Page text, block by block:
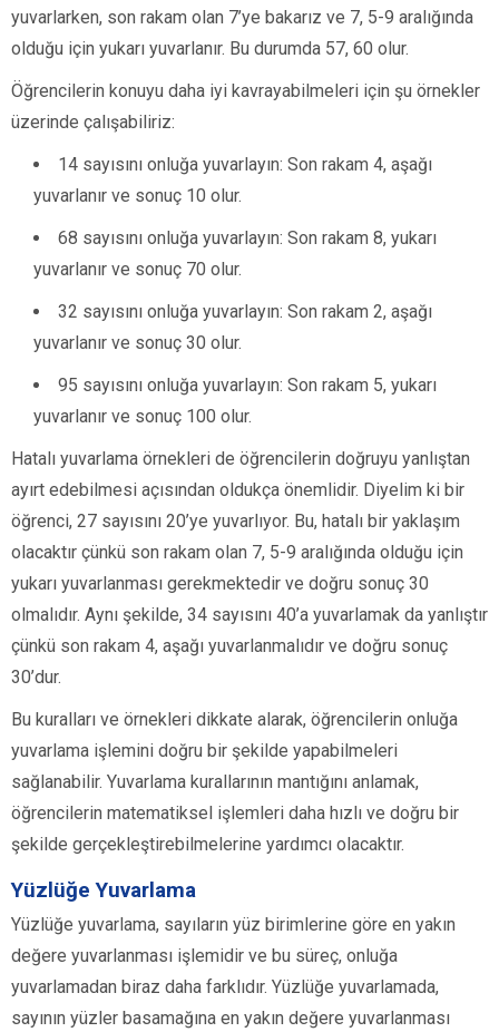
yuvarlarken, son rakam olan 7’ye bakarız ve 7, 5-9 aralığında
olduğu için yukarı yuvarlanır. Bu durumda 57, 60 olur.
Öğrencilerin konuyu daha iyi kavrayabilmeleri için şu örnekler
üzerinde çalışabiliriz:
14 sayısını onluğa yuvarlayın: Son rakam 4, aşağı
yuvarlanır ve sonuç 10 olur.
68 sayısını onluğa yuvarlayın: Son rakam 8, yukarı
yuvarlanır ve sonuç 70 olur.
32 sayısını onluğa yuvarlayın: Son rakam 2, aşağı
yuvarlanır ve sonuç 30 olur.
95 sayısını onluğa yuvarlayın: Son rakam 5, yukarı
yuvarlanır ve sonuç 100 olur.
Hatalı yuvarlama örnekleri de öğrencilerin doğruyu yanlıştan
ayırt edebilmesi açısından oldukça önemlidir. Diyelim ki bir
öğrenci, 27 sayısını 20’ye yuvarlıyor. Bu, hatalı bir yaklaşım
olacaktır çünkü son rakam olan 7, 5-9 aralığında olduğu için
yukarı yuvarlanması gerekmektedir ve doğru sonuç 30
olmalıdır. Aynı şekilde, 34 sayısını 40’a yuvarlamak da yanlıştır
çünkü son rakam 4, aşağı yuvarlanmalıdır ve doğru sonuç
30’dur.
Bu kuralları ve örnekleri dikkate alarak, öğrencilerin onluğa
yuvarlama işlemini doğru bir şekilde yapabilmeleri
sağlanabilir. Yuvarlama kurallarının mantığını anlamak,
öğrencilerin matematiksel işlemleri daha hızlı ve doğru bir
şekilde gerçekleştirebilmelerine yardımcı olacaktır.
Yüzlüğe Yuvarlama
Yüzlüğe yuvarlama, sayıların yüz birimlerine göre en yakın
değere yuvarlanması işlemidir ve bu süreç, onluğa
yuvarlamadan biraz daha farklıdır. Yüzlüğe yuvarlamada,
sayının yüzler basamağına en yakın değere yuvarlanması